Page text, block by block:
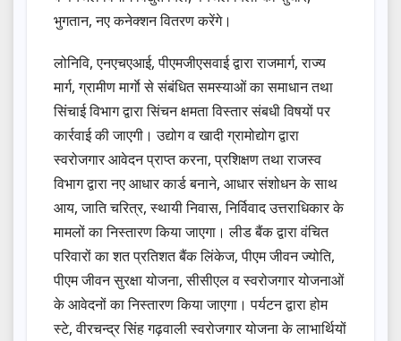
भुगतान, नए कनेक्शन वितरण करेंगे।
लोनिवि, एनएचएआई, पीएमजीएसवाई द्वारा राजमार्ग, राज्य
मार्ग, ग्रामीण मार्गाे से संबंधित समस्याओं का समाधान तथा
सिंचाई विभाग द्वारा सिंचन क्षमता विस्तार संबधी विषयों पर
कार्रवाई की जाएगी। उद्योग व खादी ग्रामोद्योग द्वारा
स्वरोजगार आवेदन प्राप्त करना, प्रशिक्षण तथा राजस्व
विभाग द्वारा नए आधार कार्ड बनाने, आधार संशोधन के साथ
आय, जाति चरित्र, स्थायी निवास, निर्विवाद उत्तराधिकार के
मामलों का निस्तारण किया जाएगा। लीड बैंक द्वारा वंचित
परिवारों का शत प्रतिशत बैंक लिंकेज, पीएम जीवन ज्योति,
पीएम जीवन सुरक्षा योजना, सीसीएल व स्वरोजगार योजनाओं
के आवेदनों का निस्तारण किया जाएगा। पर्यटन द्वारा होम
स्टे, वीरचन्द्र सिंह गढ़वाली स्वरोजगार योजना के लाभार्थियों